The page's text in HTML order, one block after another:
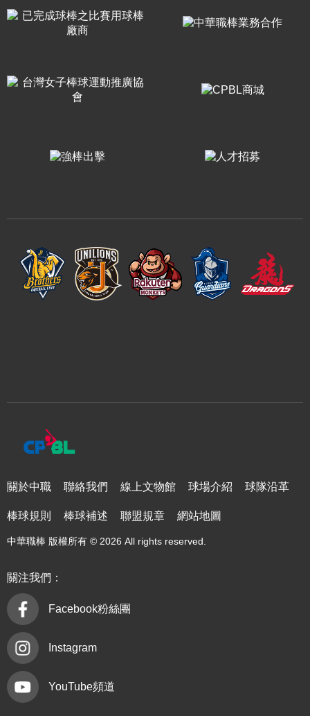
關於中職 聯絡我們 線上文物館 球場介紹 球隊沿革
棒球規則 棒球補述 聯盟規章 網站地圖
中華職棒 版權所有 © 2026 All rights reserved.
關注我們：
Facebook粉絲團
Instagram
YouTube頻道